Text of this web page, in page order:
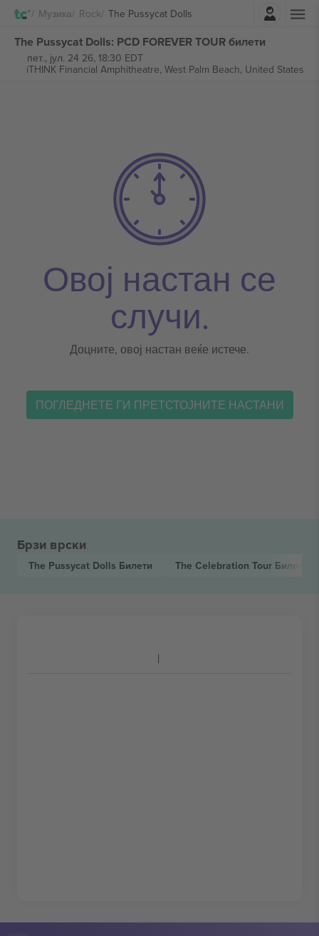
Музика Rock The Pussycat DollsНајави се
The Pussycat Dolls: PCD FOREVER TOUR билети
пет., јул. 24 26, 18:30 EDT
iTHINK Financial Amphitheatre, West Palm Beach, United States
Овој настан се
случи.
Доцните, овој настан веќе истече.
ПОГЛЕДНЕТЕ ГИ ПРЕТСТОЈНИТЕ НАСТАНИ
Брзи врски
The Pussycat Dolls Билети The Celebration Tour Билети